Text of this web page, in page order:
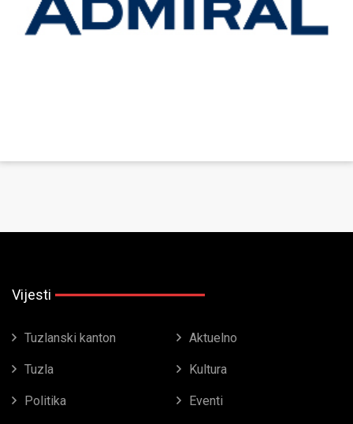
Vijesti
Tuzlanski kanton Aktuelno
Tuzla Kultura
Politika Eventi